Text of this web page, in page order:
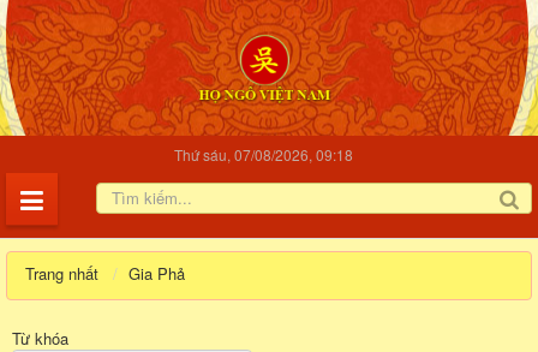
Thứ sáu, 07/08/2026, 09:18
Trang nhất Gia Phả
Từ khóa